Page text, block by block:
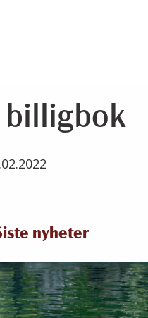
billigbok
nyheter